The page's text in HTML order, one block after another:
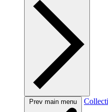
Prev main menu